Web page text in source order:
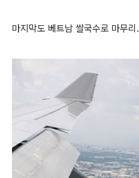
마지막도 베트남 쌀국수로 마무리.